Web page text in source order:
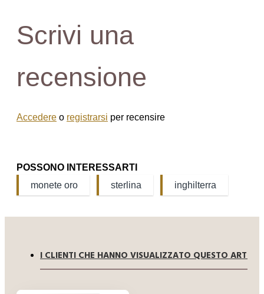
Scrivi una
recensione
Accedere o registrarsi per recensire
POSSONO INTERESSARTI
monete oro
sterlina inghilterra
I CLIENTI CHE HANNO VISUALIZZATO QUESTO